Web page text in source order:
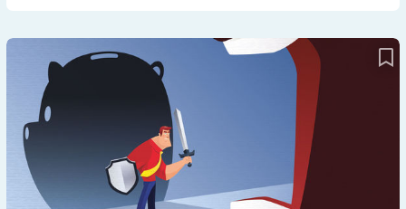
Selbsthilfe bei Ängsten